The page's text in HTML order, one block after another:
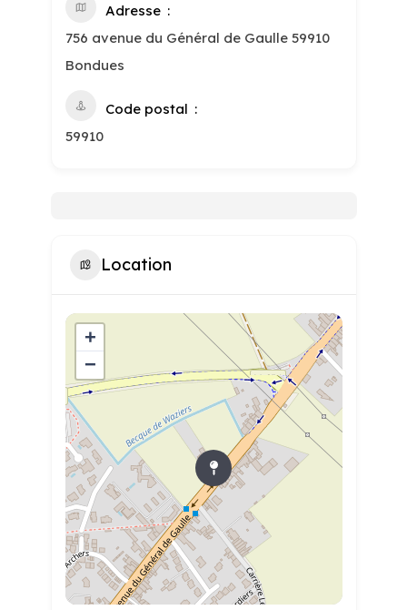
Adresse
756 avenue du Général de Gaulle 59910
Bondues
Code postal
59910
Location
+
−